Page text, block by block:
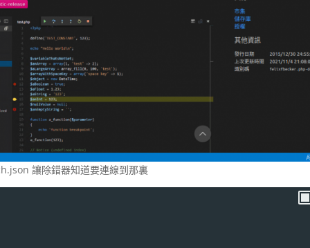
讓除錯器知道要連線到那裏